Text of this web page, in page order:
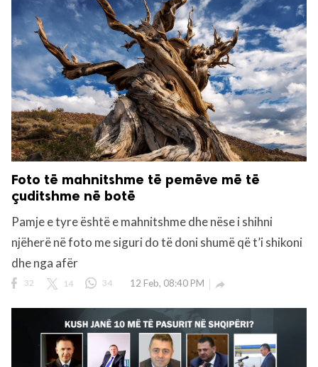
Foto të mahnitshme të pemëve më të
çuditshme në botë
Pamje e tyre është e mahnitshme dhe nëse i shihni
njëherë në foto me siguri do të doni shumë që t’i shikoni
dhe nga afër
32 14 34 12 Feb, 08:40 PM 